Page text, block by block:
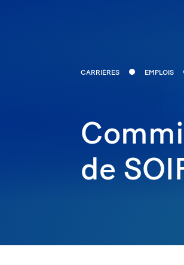
CARRIÈRES EMPLOIS
de